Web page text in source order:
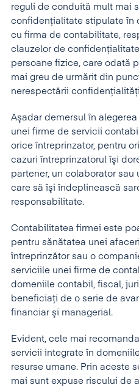
reguli de conduită mult mai
confidenţialitate stipulate în
cu firma de contabilitate,
clauzelor de
persoane fizice, care odată
mai greu de urmărit din
nerespectării
Aşadar demersul în
unei firme de servicii
orice întreprinzator, pentru
cazuri întreprinzatorul îşi
partener, un colaborator
care să îşi îndeplinească
responsabilitate.
Contabilitatea firmei este
pentru sănătatea unei
întreprinzător sau o
serviciile unei firme de
domeniile contabil, fiscal,
beneficiaţi de o serie de
financiar şi managerial.
Evident, cele mai
servicii integrate în
resurse umane. Prin aceste
mai sunt expuse riscului de